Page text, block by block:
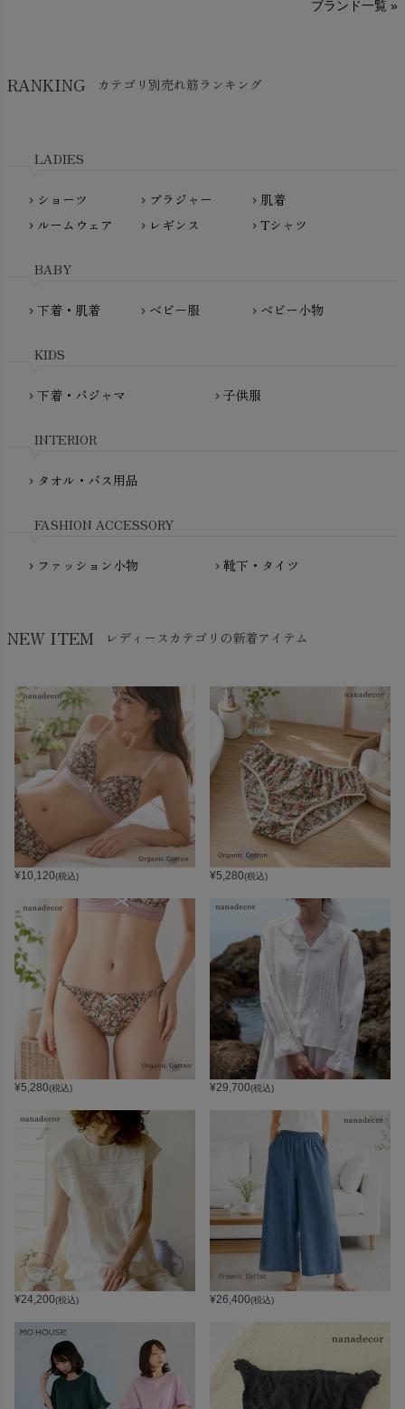
生活アートクラブ
nanadecor（ナナデェコール）
PeopleTree（ピープルツリー）
PRISTINE（プリスティン）
fromF（フロムエフ）
Madame MO（マダムモー）
maggies（マギーズ）
MATONA（マトナ）
mini rodini（ミニロディーニ）
My Little Cozmo（マイリトルコズモ）
NewNative（ニューネイティブ）
ブランド一覧 »
RANKING カテゴリ別売れ筋ランキング
LADIES
chevron_right ショーツ chevron_right ブラジャー chevron_right 肌着
chevron_right ルームウェア chevron_right レギンス chevron_rightTシャツ
BABY
chevron_right 下着・肌着 chevron_right ベビー服 chevron_right ベビー小物
KIDS
chevron_right 下着・パジャマ chevron_right 子供服
INTERIOR
chevron_right タオル・バス用品
FASHION ACCESSORY
chevron_right ファッション小物 chevron_right 靴下・タイツ
NEW ITEM レディースカテゴリの新着アイテム
¥10,120(税込) ¥5,280(税込)
¥5,280(税込) ¥29,700(税込)
¥24,200(税込) ¥26,400(税込)